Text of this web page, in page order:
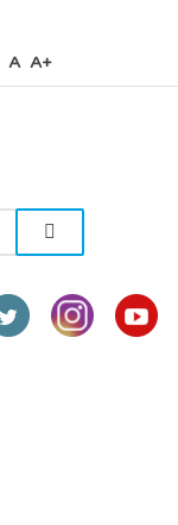
A A+